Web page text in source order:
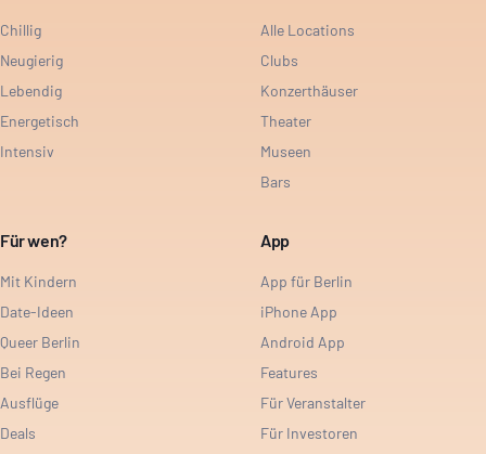
Chillig
Neugierig
Lebendig
Energetisch
Intensiv
Alle Locations
Clubs
Konzerthäuser
Theater
Museen
Bars
Für wen?
Mit Kindern
Date-Ideen
Queer Berlin
Bei Regen
Ausflüge
Deals
App
App für Berlin
iPhone App
Android App
Features
Für Veranstalter
Für Investoren